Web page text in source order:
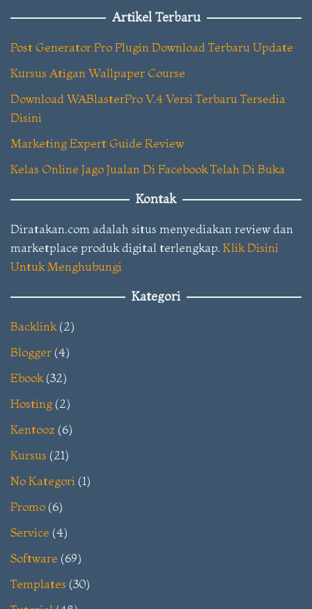
Artikel Terbaru
Post Generator Pro Plugin Download Terbaru Update
Kursus Atigan Wallpaper Course
Download WABlasterPro V.4 Versi Terbaru Tersedia
Disini
Marketing Expert Guide Review
Kelas Online Jago Jualan Di Facebook Telah Di Buka
Kontak
Diratakan.com adalah situs menyediakan review dan
marketplace produk digital terlengkap. Klik Disini
Untuk Menghubungi
Kategori
Backlink(2)
Blogger(4)
Ebook(32)
Hosting(2)
Kentooz (6)
Kursus (21)
No Kategori (1)
Promo(6)
Service (4)
Software (69)
Templates (30)